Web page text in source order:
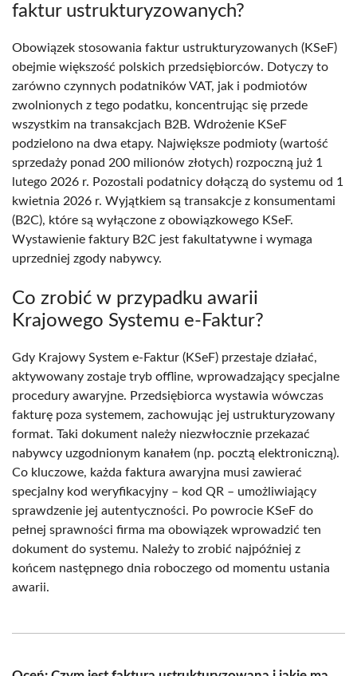
faktur ustrukturyzowanych?
Obowiązek stosowania faktur ustrukturyzowanych (KSeF)
obejmie większość polskich przedsiębiorców. Dotyczy to
zarówno czynnych podatników VAT, jak i podmiotów
zwolnionych z tego podatku, koncentrując się przede
wszystkim na transakcjach B2B. Wdrożenie KSeF
podzielono na dwa etapy. Największe podmioty (wartość
sprzedaży ponad 200 milionów złotych) rozpoczną już 1
lutego 2026 r. Pozostali podatnicy dołączą do systemu od 1
kwietnia 2026 r. Wyjątkiem są transakcje z konsumentami
(B2C), które są wyłączone z obowiązkowego KSeF.
Wystawienie faktury B2C jest fakultatywne i wymaga
uprzedniej zgody nabywcy.
Co zrobić w przypadku awarii
Krajowego Systemu e-Faktur?
Gdy Krajowy System e-Faktur (KSeF) przestaje działać,
aktywowany zostaje tryb offline, wprowadzający specjalne
procedury awaryjne. Przedsiębiorca wystawia wówczas
fakturę poza systemem, zachowując jej ustrukturyzowany
format. Taki dokument należy niezwłocznie przekazać
nabywcy uzgodnionym kanałem (np. pocztą elektroniczną).
Co kluczowe, każda faktura awaryjna musi zawierać
specjalny kod weryfikacyjny – kod QR – umożliwiający
sprawdzenie jej autentyczności. Po powrocie KSeF do
pełnej sprawności firma ma obowiązek wprowadzić ten
dokument do systemu. Należy to zrobić najpóźniej z
końcem następnego dnia roboczego od momentu ustania
awarii.